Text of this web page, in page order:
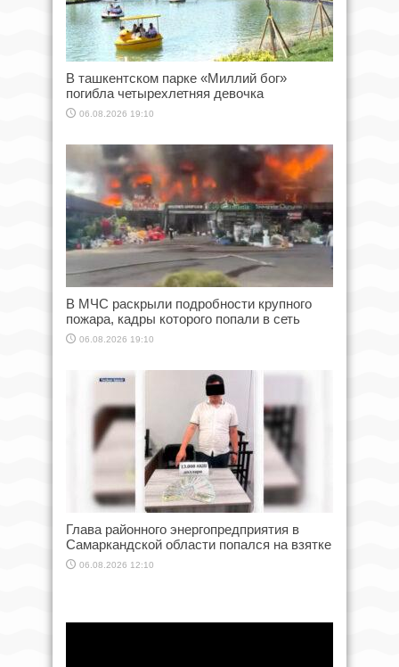
В ташкентском парке «Миллий бог»
погибла четырехлетняя девочка
06.08.2026 19:10
В МЧС раскрыли подробности крупного
пожара, кадры которого попали в сеть
06.08.2026 19:10
Глава районного энергопредприятия в
Самаркандской области попался на взятке
06.08.2026 12:10